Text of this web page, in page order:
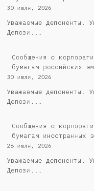
30 июля, 2026
Уважаемые депоненты!
Депози...
Cообщения о
бумагам российских
30 июля, 2026
Уважаемые депоненты!
Депози...
Сообщения о
бумагам иностранных
28 июля, 2026
Уважаемые депоненты!
Депози...